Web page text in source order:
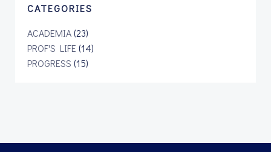
CATEGORIES
ACADEMIA(23)
PROF'S LIFE (14)
PROGRESS (15)